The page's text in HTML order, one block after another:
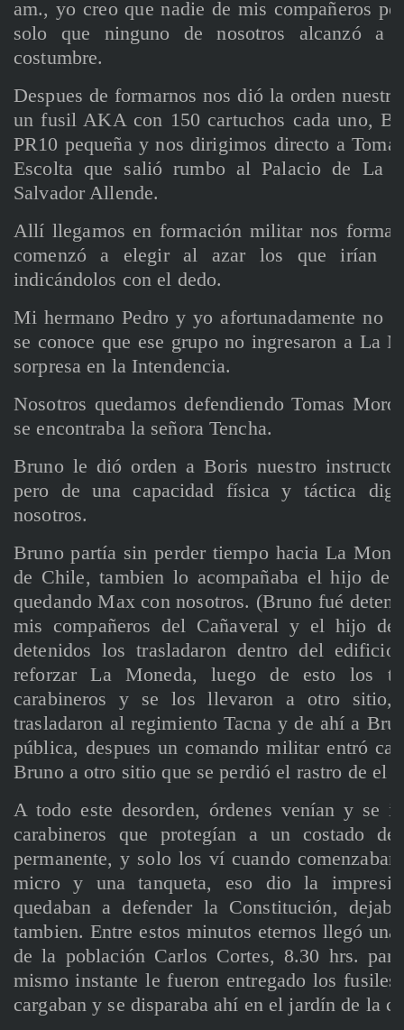
am., yo creo que nadie de mis compañeros
solo que ninguno de nosotros alcanzó a
costumbre.
Despues de formarnos nos dió la orden
un fusil AKA con 150 cartuchos cada uno,
PR10 pequeña y nos dirigimos directo a
Escolta que salió rumbo al Palacio de La
Salvador Allende.
Allí llegamos en formación militar nos
comenzó a elegir al azar los que irían
indicándolos con el dedo.
Mi hermano Pedro y yo afortunadamente no
se conoce que ese grupo no ingresaron a La
sorpresa en la Intendencia.
Nosotros quedamos defendiendo Tomas
se encontraba la señora Tencha.
Bruno le dió orden a Boris nuestro
pero de una capacidad física y táctica
nosotros.
Bruno partía sin perder tiempo hacia La
de Chile, tambien lo acompañaba el hijo de
quedando Max con nosotros. (Bruno fué
mis compañeros del Cañaveral y el hijo de
detenidos los trasladaron dentro del
reforzar La Moneda, luego de esto los
carabineros y se los llevaron a otro sitio,
trasladaron al regimiento Tacna y de ahí a
pública, despues un comando militar entró
Bruno a otro sitio que se perdió el rastro de el
A todo este desorden, órdenes venían y se
carabineros que protegían a un costado
permanente, y solo los ví cuando
micro y una tanqueta, eso dio la
quedaban a defender la Constitución,
tambien. Entre estos minutos eternos llegó
de la población Carlos Cortes, 8.30 hrs.
mismo instante le fueron entregado los fusiles
cargaban y se disparaba ahí en el jardín de la